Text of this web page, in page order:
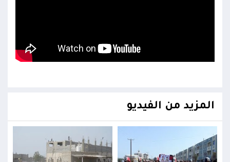
المزيد من الفيديو